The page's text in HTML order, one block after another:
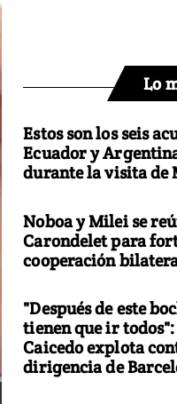
Lo
Estos son los seis
Ecuador y
durante la visita de
Noboa y Milei se
Carondelet para
cooperación
"Después de este
tienen que ir
Caicedo explota
dirigencia de